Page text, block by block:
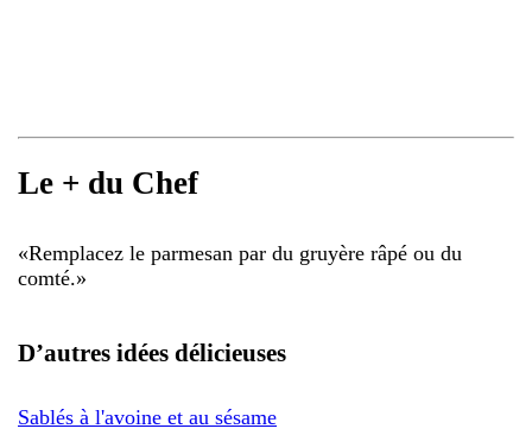
Le + du Chef
«Remplacez le parmesan par du gruyère râpé ou du
comté.»
D’autres idées délicieuses
Sablés à l'avoine et au sésame